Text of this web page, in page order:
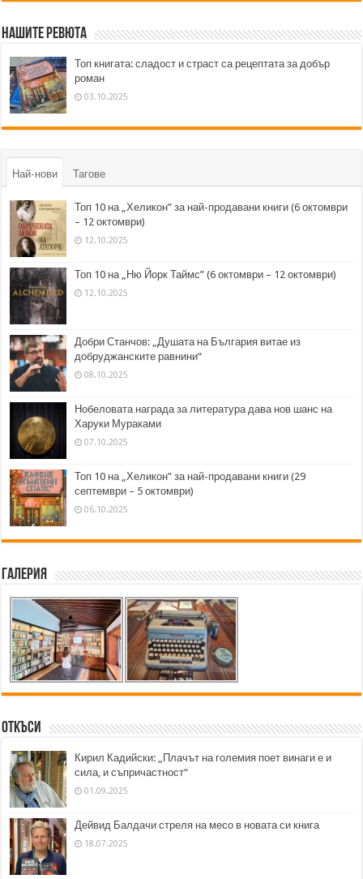
Нашите ревюта
Топ книгата: сладост и страст са рецептата за добър
роман
03.10.2025
Най-нови Тагове
Топ 10 на „Хеликон” за най-продавани книги (6 октомври
– 12 октомври)
12.10.2025
Топ 10 на „Ню Йорк Таймс” (6 октомври – 12 октомври)
12.10.2025
Добри Станчов: „Душата на България витае из
добруджанските равнини“
08.10.2025
Нобеловата награда за литература дава нов шанс на
Харуки Мураками
07.10.2025
Топ 10 на „Хеликон” за най-продавани книги (29
септември – 5 октомври)
06.10.2025
Галерия
Откъси
Кирил Кадийски: „Плачът на големия поет винаги е и
сила, и съпричастност“
01.09.2025
Дейвид Балдачи стреля на месо в новата си книга
18.07.2025